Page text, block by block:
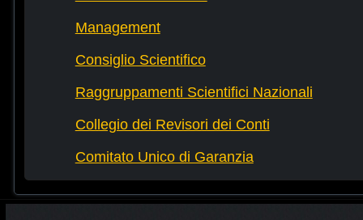
Management
Consiglio Scientifico
Raggruppamenti Scientifici Nazionali
Collegio dei Revisori dei Conti
Comitato Unico di Garanzia